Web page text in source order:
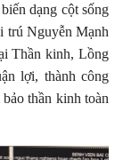
dạng cột sống
trú Nguyễn Mạnh
Thần kinh, Lồng
lợi, thành công
thần kinh toàn